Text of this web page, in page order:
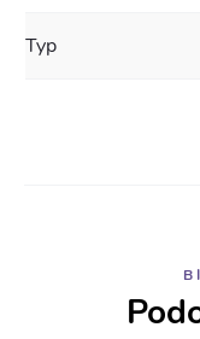
Typ